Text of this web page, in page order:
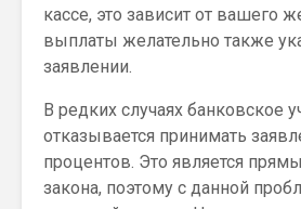
кассе, это зависит от вашего
выплаты желательно также
заявлении.
В редких случаях банковское
отказывается принимать
процентов. Это является
закона, поэтому с данной